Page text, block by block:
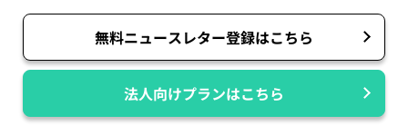
無料ニュースレター登録はこちら
法人向けプランはこちら